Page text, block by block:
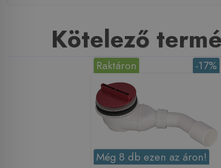
Kötelező
-17%
Raktáron
Még 8 db ezen az áron!